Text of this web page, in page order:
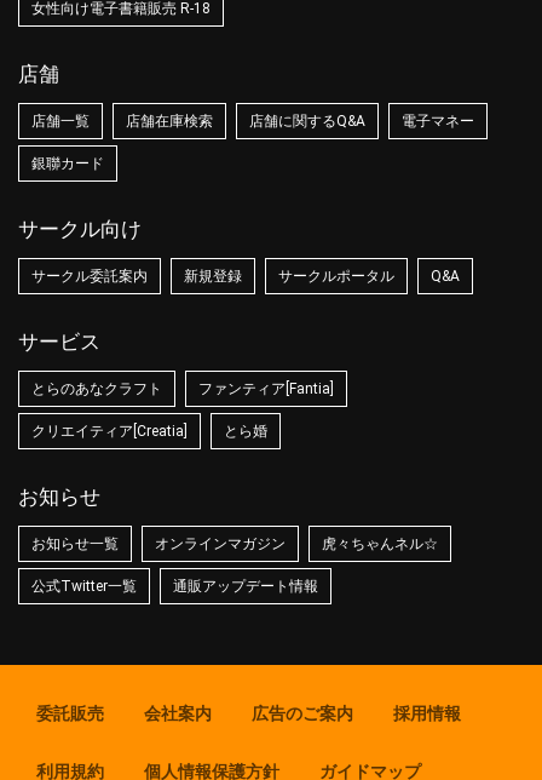
女性向け電子書籍販売 R-18
店舗
店舗一覧 店舗在庫検索 店舗に関するQ&A 電子マネー
銀聯カード
サークル向け
サークル委託案内 新規登録 サークルポータル Q&A
サービス
とらのあなクラフト ファンティア[Fantia]
クリエイティア[Creatia] とら婚
お知らせ
お知らせ一覧 オンラインマガジン 虎々ちゃんネル☆
公式Twitter一覧 通販アップデート情報
委託販売 会社案内 広告のご案内 採用情報
利用規約 個人情報保護方針 ガイドマップ